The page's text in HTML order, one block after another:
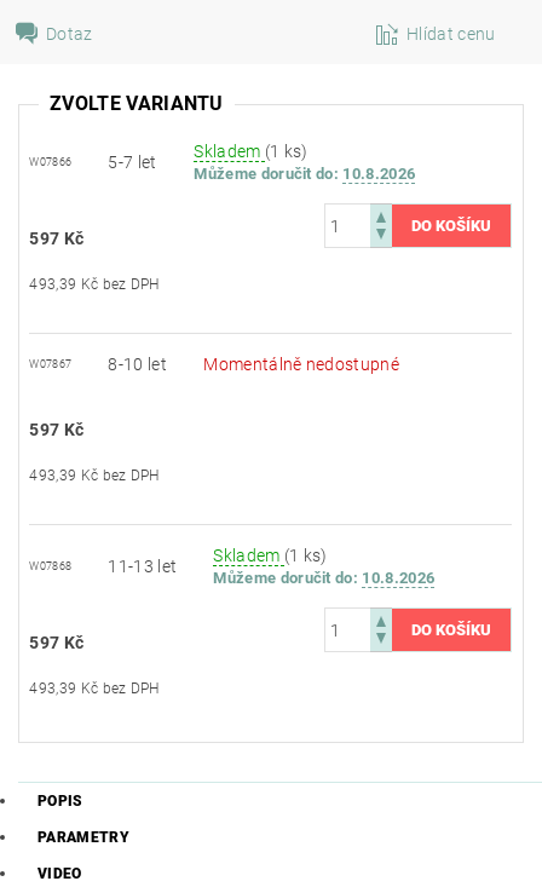
Dotaz Hlídat cenu
ZVOLTE VARIANTU
W07866 5-7 let
Skladem (1 ks)
Můžeme doručit do: 10.8.2026
597 Kč
493,39 Kč bez DPH
W07867 8-10 let Momentálně nedostupné
597 Kč
493,39 Kč bez DPH
W07868 11-13 let
Skladem (1 ks)
Můžeme doručit do: 10.8.2026
597 Kč
493,39 Kč bez DPH
POPIS
PARAMETRY
VIDEO